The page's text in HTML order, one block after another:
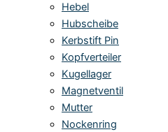
Hebel
Hubscheibe
Kerbstift Pin
Kopfverteiler
Kugellager
Magnetventil
Mutter
Nockenring